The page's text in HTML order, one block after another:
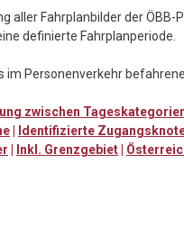
aller Fahrplanbilder der ÖBB-
definierte Fahrplanperiode.
im Personenverkehr
zwischen
| Identifizierte
| Inkl. Grenzgebiet|